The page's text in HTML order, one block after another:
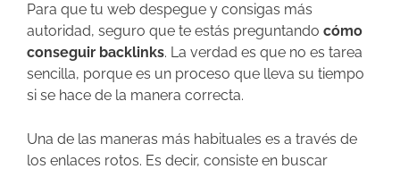
Para que tu web despegue y consigas más
autoridad, seguro que te estás preguntando cómo
conseguir backlinks. La verdad es que no es tarea
sencilla, porque es un proceso que lleva su tiempo
si se hace de la manera correcta.
Una de las maneras más habituales es a través de
los enlaces rotos. Es decir, consiste en buscar